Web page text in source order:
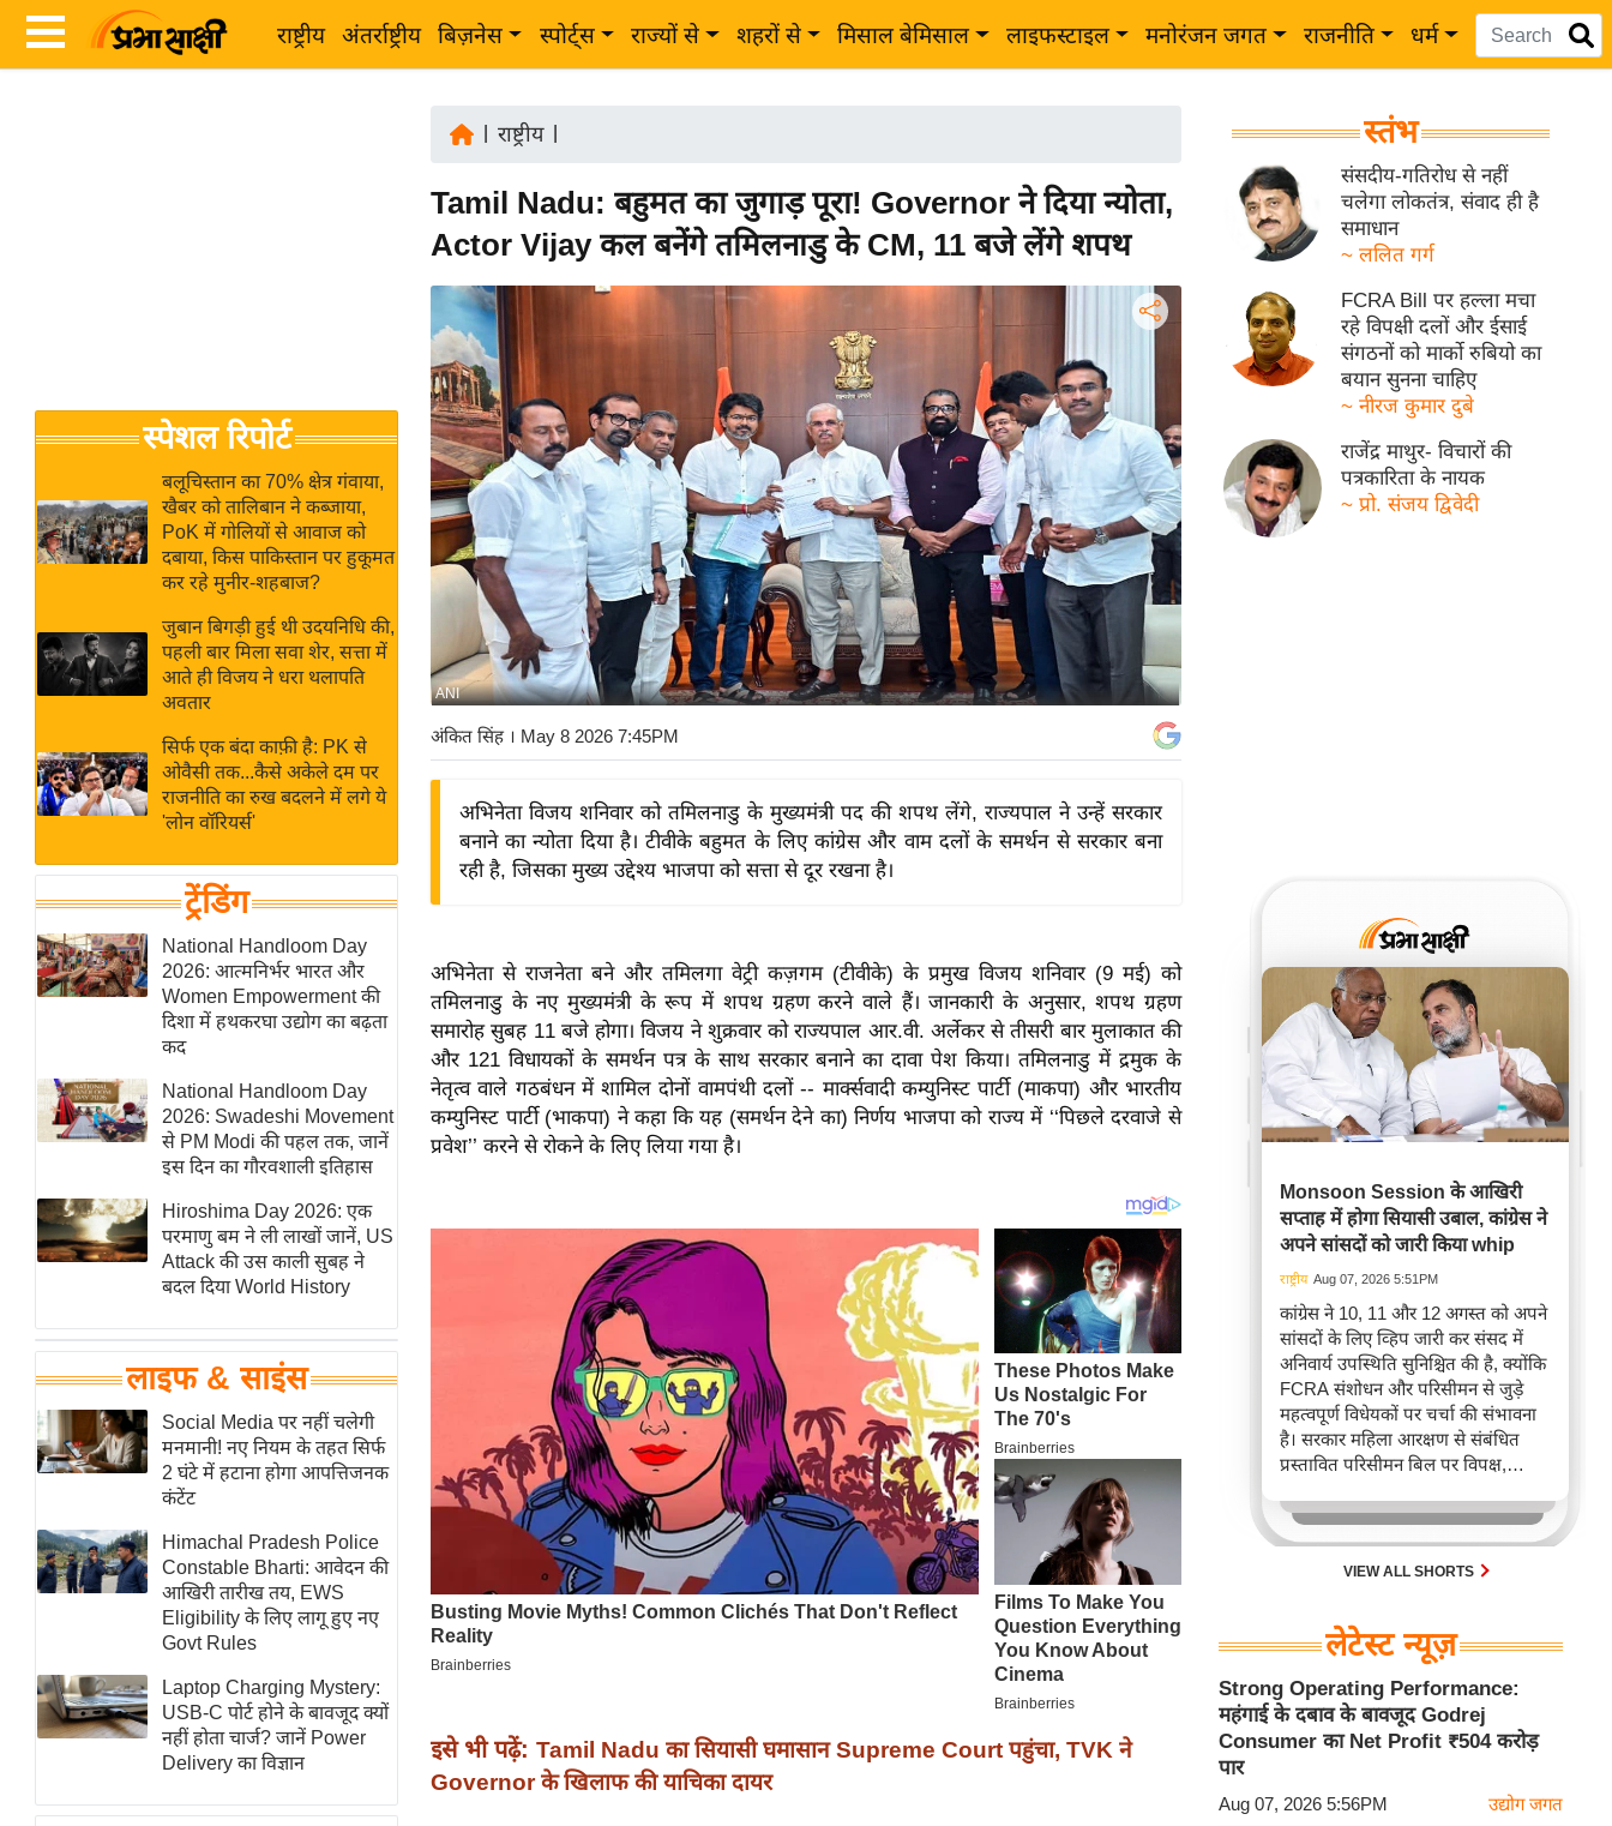
राष्ट्रीय अंतर्राष्ट्रीय बिज़नेस स्पोर्ट्स राज्यों से शहरों से मिसाल बेमिसाल लाइफस्टाइल मनोरंजन जगत राजनीति धर्म
Breaking
News in
Hindi
Hindi
Videos
जगत
राय
बजट
IPL
2026
ई-पेपर
मिसाल बेमिसाल
शख्सियत
यंग इंडिया
साहित्य जगत
ऑटो वर्ल्ड
न्यूज ब्रीफ
मनोरंजन जगत
बॉलीवुड
हॉलीवुड
फिल्म समीक्षा
Breaking
News
लाइफस्टाइल
टेक्नॉलॉजी
घरेलू नुस्खे
पर्यटन स्थल
फिटनेस मंत्रा
रिलेशनशिप
राजनीति
विश्लेषण
समसामयिक
मातृभूमि
एम.
आर.
आई.
समीक्षा
स्पेशल रिपोर्ट
बलूचिस्तान का 70% क्षेत्र गंवाया,
खैबर को तालिबान ने कब्जाया,
PoK में गोलियों से आवाज को
दबाया, किस पाकिस्तान पर हुकूमत
कर रहे मुनीर-शहबाज?
जुबान बिगड़ी हुई थी उदयनिधि की,
पहली बार मिला सवा शेर, सत्ता में
आते ही विजय ने धरा थलापति
अवतार
सिर्फ एक बंदा काफ़ी है: PK से
ओवैसी तक...कैसे अकेले दम पर
राजनीति का रुख बदलने में लगे ये
'लोन वॉरियर्स'
ट्रेंडिंग
National Handloom Day
2026: आत्मनिर्भर भारत और
Women Empowerment की
दिशा में हथकरघा उद्योग का बढ़ता
कद
National Handloom Day
2026: Swadeshi Movement
से PM Modi की पहल तक, जानें
इस दिन का गौरवशाली इतिहास
Hiroshima Day 2026: एक
परमाणु बम ने ली लाखों जानें, US
Attack की उस काली सुबह ने
बदल दिया World History
लाइफ & साइंस
Social Media पर नहीं चलेगी
मनमानी! नए नियम के तहत सिर्फ
2 घंटे में हटाना होगा आपत्तिजनक
कंटेंट
Himachal Pradesh Police
Constable Bharti: आवेदन की
आखिरी तारीख तय, EWS
Eligibility के लिए लागू हुए नए
Govt Rules
Laptop Charging Mystery:
USB-C पोर्ट होने के बावजूद क्यों
नहीं होता चार्ज? जानें Power
Delivery का विज्ञान
राष्ट्रीय|
Tamil Nadu: बहुमत का जुगाड़ पूरा! Governor ने दिया न्योता,
Actor Vijay कल बनेंगे तमिलनाडु के CM, 11 बजे लेंगे शपथ
ANI
अंकित सिंह। May 8 2026 7:45PM
अभिनेता विजय शनिवार को तमिलनाडु के मुख्यमंत्री पद की शपथ लेंगे, राज्यपाल ने उन्हें सरकार
बनाने का न्योता दिया है। टीवीके बहुमत के लिए कांग्रेस और वाम दलों के समर्थन से सरकार बना
रही है, जिसका मुख्य उद्देश्य भाजपा को सत्ता से दूर रखना है।
अभिनेता से राजनेता बने और तमिलगा वेट्री कज़गम (टीवीके) के प्रमुख विजय शनिवार (9 मई) को
तमिलनाडु के नए मुख्यमंत्री के रूप में शपथ ग्रहण करने वाले हैं। जानकारी के अनुसार, शपथ ग्रहण
समारोह सुबह 11 बजे होगा। विजय ने शुक्रवार को राज्यपाल आर.वी. अर्लेकर से तीसरी बार मुलाकात की
और 121 विधायकों के समर्थन पत्र के साथ सरकार बनाने का दावा पेश किया। तमिलनाडु में द्रमुक के
नेतृत्व वाले गठबंधन में शामिल दोनों वामपंथी दलों -- मार्क्सवादी कम्युनिस्ट पार्टी (माकपा) और भारतीय
कम्युनिस्ट पार्टी (भाकपा) ने कहा कि यह (समर्थन देने का) निर्णय भाजपा को राज्य में ‘‘पिछले दरवाजे से
प्रवेश’’ करने से रोकने के लिए लिया गया है।
इसे भी पढ़ें: Tamil Nadu का सियासी घमासान Supreme Court पहुंचा, TVK ने
Governor के खिलाफ की याचिका दायर
स्तंभ
संसदीय-गतिरोध से नहीं
चलेगा लोकतंत्र, संवाद ही है
समाधान
~ ललित गर्ग
FCRA Bill पर हल्ला मचा
रहे विपक्षी दलों और ईसाई
संगठनों को मार्को रुबियो का
बयान सुनना चाहिए
~ नीरज कुमार दुबे
राजेंद्र माथुर- विचारों की
पत्रकारिता के नायक
~ प्रो. संजय द्विवेदी
Monsoon Session के आखिरी
सप्ताह में होगा सियासी उबाल, कांग्रेस ने
अपने सांसदों को जारी किया whip
राष्ट्रीय Aug 07, 2026 5:51PM
कांग्रेस ने 10, 11 और 12 अगस्त को अपने
सांसदों के लिए व्हिप जारी कर संसद में
अनिवार्य उपस्थिति सुनिश्चित की है, क्योंकि
FCRA संशोधन और परिसीमन से जुड़े
महत्वपूर्ण विधेयकों पर चर्चा की संभावना
है। सरकार महिला आरक्षण से संबंधित
प्रस्तावित परिसीमन बिल पर विपक्ष,
का समर्थन जुटाने की कोशिश कर रही है,
जिससे आगामी संसदीय सत्र में अहम
राजनीतिक टकराव अपेक्षित है।
VIEW ALL SHORTS
लेटेस्ट न्यूज़
Strong Operating Performance:
महंगाई के दबाव के बावजूद Godrej
Consumer का Net Profit ₹504 करोड़
पार
Aug 07, 2026 5:56PM उद्योग जगत